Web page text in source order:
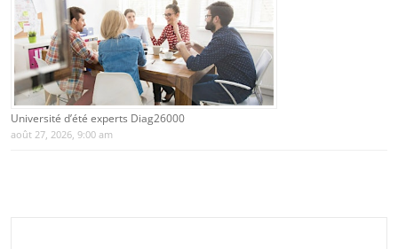
Université d’été experts Diag26000
août 27, 2026, 9:00 am